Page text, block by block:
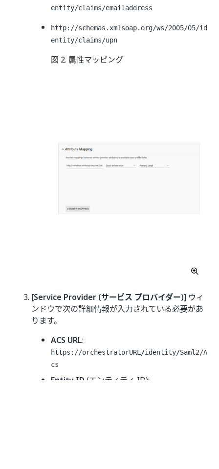
entity/claims/emailaddress
http://schemas.xmlsoap.org/ws/2005/05/id
entity/claims/upn
図 2. 属性マッピング
[Service Provider (サービス プロバイダー)] ウィ
ンドウで次の詳細情報が入力されている必要があ
ります。
ACS URL:
https://orchestratorURL/identity/Saml2/A
cs
Entity ID (エンティティ ID):